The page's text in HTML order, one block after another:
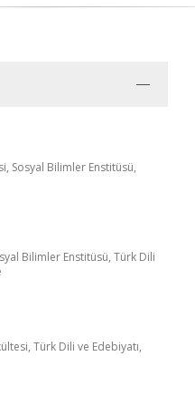
Sosyal Bilimler Enstitüsü,
Bilimler Enstitüsü, Türk Dili
Türk Dili ve Edebiyatı,